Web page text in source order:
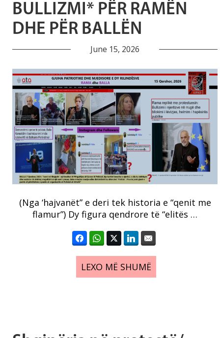
BULLIZMI* PËR RAMËN
DHE PËR BALLËN
June 15, 2026
(Nga ‘hajvanët” e deri tek historia e “qenit me
flamur”) Dy figura qendrore të “elitës …
LEXO MË SHUMË